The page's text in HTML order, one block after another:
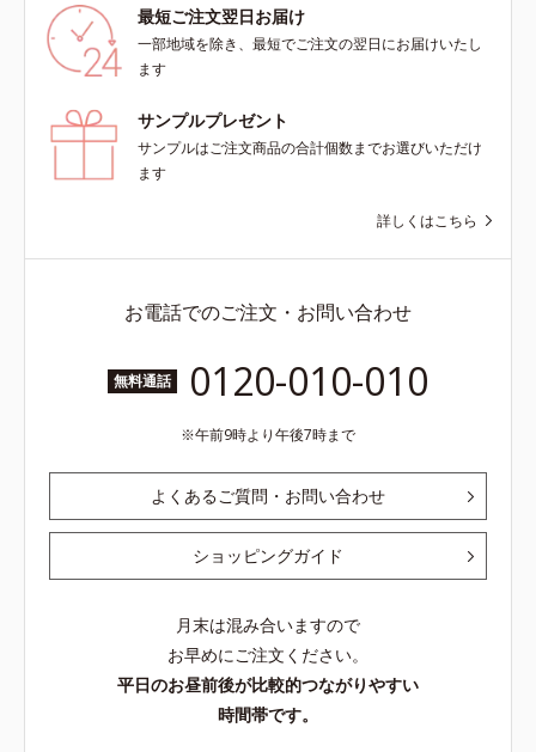
最短ご注文翌日お届け
一部地域を除き、最短でご注文の翌日にお届けいたし
ます
サンプルプレゼント
サンプルはご注文商品の合計個数までお選びいただけ
ます
詳しくはこちら
お電話でのご注文・お問い合わせ
無料通話 0120-010-010
午前9時より午後7時まで
よくあるご質問・お問い合わせ
ショッピングガイド
月末は混み合いますので
お早めにご注文ください。
平日のお昼前後が比較的つながりやすい
時間帯です。